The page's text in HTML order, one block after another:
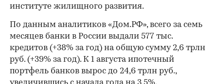
институте жилищного развития.
По данным аналитиков «Дом.РФ», всего за семь
месяцев банки в России выдали 577 тыс.
кредитов (+38% за год) на общую сумму 2,6 трлн
руб. (+39% за год). К 1 августа ипотечный
портфель банков вырос до 24,6 трлн руб.,